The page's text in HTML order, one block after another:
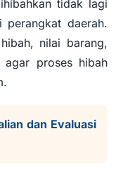
tidak lagi
perangkat daerah.
nilai barang,
agar proses hibah
dan Evaluasi